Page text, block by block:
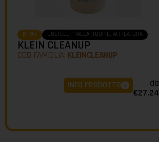
KLEIN COLTELLI PIALLA, TOUPIE, AFFILATURA
KLEIN CLEANUP
COD FAMIGLIA: KLEINCLEANUP
da
€27,24
INFO PRODOTTO